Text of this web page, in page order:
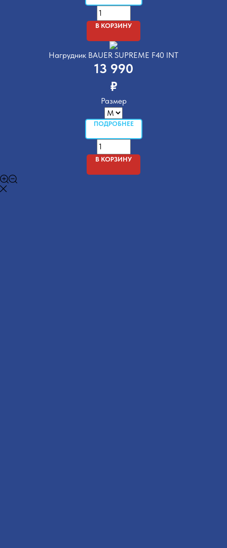
В КОРЗИНУ
Нагрудник BAUER SUPREME F40 INT
13 990
₽
Размер
ПОДРОБНЕЕ
В КОРЗИНУ